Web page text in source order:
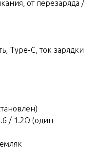
от перезаряда /
Type-C, ток зарядки
/ 1.2Ω (один